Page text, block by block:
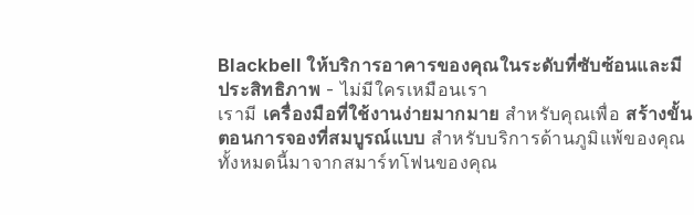
Blackbell ให้บริการอาคารของคุณในระดับที่ซับซ้อนและมี
ประสิทธิภาพ - ไม่มีใครเหมือนเรา
เรามี เครื่องมือที่ใช้งานง่ายมากมาย สำหรับคุณเพื่อ สร้างขั้น
ตอนการจองที่สมบูรณ์แบบ สำหรับบริการด้านภูมิแพ้ของคุณ
ทั้งหมดนี้มาจากสมาร์ทโฟนของคุณ